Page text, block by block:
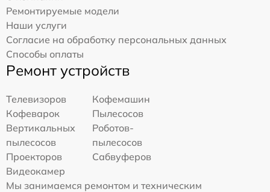
Ремонтируемые модели
Наши услуги
Согласие на обработку персональных данных
Способы оплаты
Ремонт устройств
Телевизоров
Кофемашин
Кофеварок
Пылесосов
Вертикальных
пылесосов
Роботов-
пылесосов
Проекторов
Сабвуферов
Видеокамер
Мы занимаемся ремонтом и техническим